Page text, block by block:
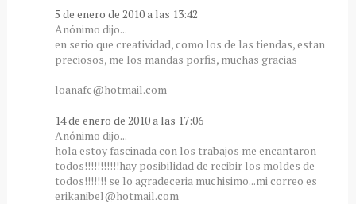
5 de enero de 2010 a las 13:42
Anónimo dijo...
en serio que creatividad, como los de las tiendas, estan
preciosos, me los mandas porfis, muchas gracias
loanafc@hotmail.com
14 de enero de 2010 a las 17:06
Anónimo dijo...
hola estoy fascinada con los trabajos me encantaron
todos!!!!!!!!!!!hay posibilidad de recibir los moldes de
todos!!!!!!! se lo agradeceria muchisimo...mi correo es
erikanibel@hotmail.com